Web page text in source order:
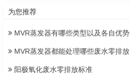
为您推荐
MVR蒸发器有哪些类型以及各自优势
MVR蒸发器都能处理哪些废水零排放
阳极氧化废水零排放标准